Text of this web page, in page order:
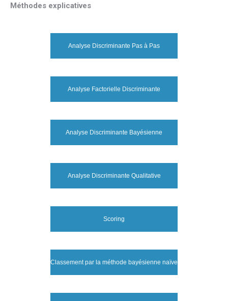
Méthodes explicatives
Analyse Discriminante Pas à Pas
Analyse Factorielle Discriminante
Analyse Discriminante Bayésienne
Analyse Discriminante Qualitative
Scoring
Classement par la méthode bayésienne naïve